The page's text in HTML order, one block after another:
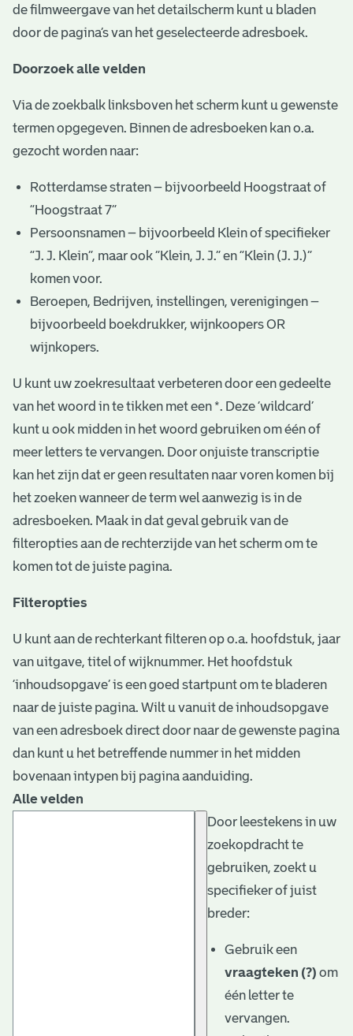
de filmweergave van het detailscherm kunt u bladen
door de pagina’s van het geselecteerde adresboek.
Doorzoek alle velden
Via de zoekbalk linksboven het scherm kunt u gewenste
termen opgegeven. Binnen de adresboeken kan o.a.
gezocht worden naar:
Rotterdamse straten – bijvoorbeeld Hoogstraat of
“Hoogstraat 7”
Persoonsnamen – bijvoorbeeld Klein of specifieker
“J. J. Klein”, maar ook ”Klein, J. J.” en “Klein (J. J.)”
komen voor.
Beroepen, Bedrijven, instellingen, verenigingen –
bijvoorbeeld boekdrukker, wijnkoopers OR
wijnkopers.
U kunt uw zoekresultaat verbeteren door een gedeelte
van het woord in te tikken met een *. Deze ‘wildcard’
kunt u ook midden in het woord gebruiken om één of
meer letters te vervangen. Door onjuiste transcriptie
kan het zijn dat er geen resultaten naar voren komen bij
het zoeken wanneer de term wel aanwezig is in de
adresboeken. Maak in dat geval gebruik van de
filteropties aan de rechterzijde van het scherm om te
komen tot de juiste pagina.
Filteropties
U kunt aan de rechterkant filteren op o.a. hoofdstuk, jaar
van uitgave, titel of wijknummer. Het hoofdstuk
‘inhoudsopgave’ is een goed startpunt om te bladeren
naar de juiste pagina. Wilt u vanuit de inhoudsopgave
van een adresboek direct door naar de gewenste pagina
dan kunt u het betreffende nummer in het midden
bovenaan intypen bij pagina aanduiding.
Alle velden
Door leestekens in uw
zoekopdracht te
gebruiken, zoekt u
specifieker of juist
breder:
Gebruik een
vraagteken (?) om
één letter te
vervangen.